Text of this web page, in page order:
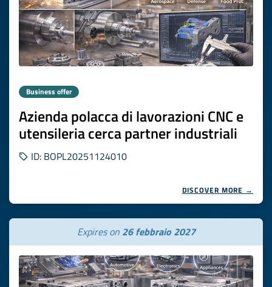
Business offer
Azienda polacca di lavorazioni CNC e
utensileria cerca partner industriali
ID: BOPL20251124010
DISCOVER MORE →
Expires on 26 febbraio 2027